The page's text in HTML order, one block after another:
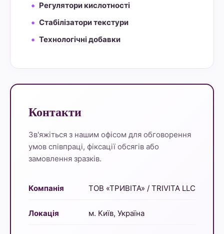
Регулятори кислотності
Стабілізатори текстури
Технологічні добавки
Контакти
Зв'яжіться з нашим офісом для обговорення
умов співпраці, фіксації обсягів або
замовлення зразків.
Компанія ТОВ «ТРИВІТА» / TRIVITA LLC
Локація м. Київ, Україна